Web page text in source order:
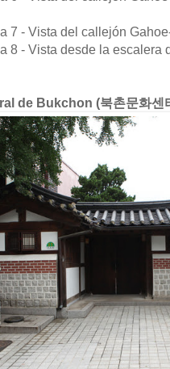
7 - Vista del callejón
8 - Vista desde la escalera
de Bukchon (북촌문화센